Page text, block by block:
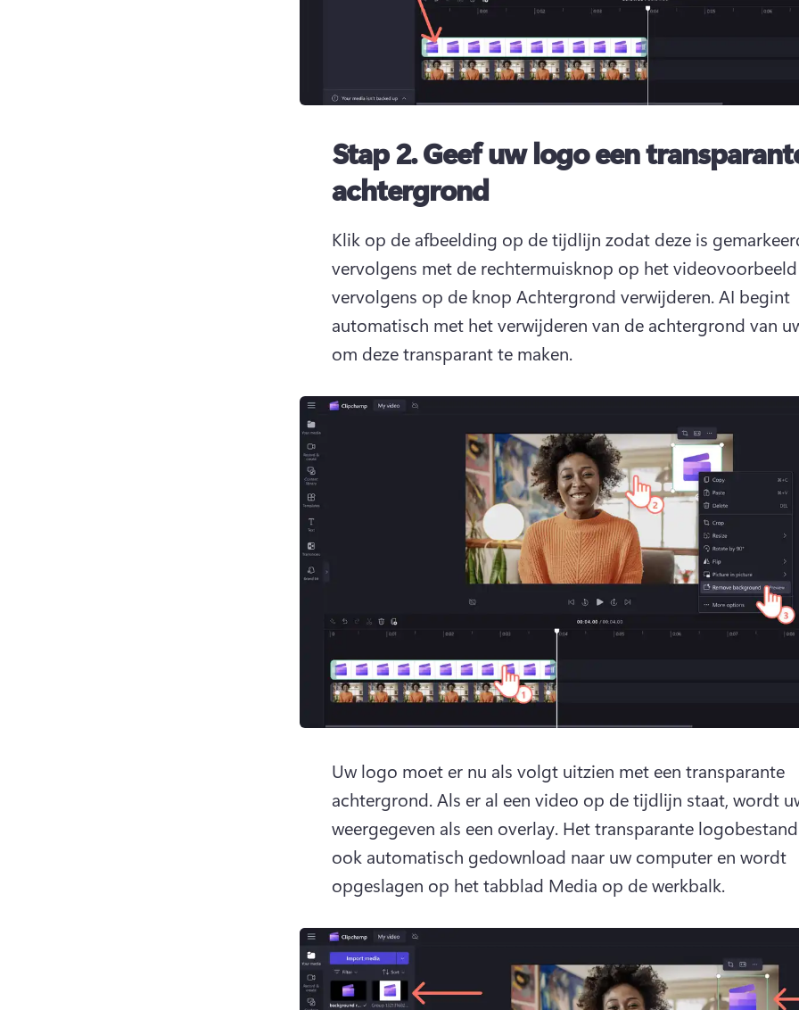
Stap 2.Geef uw logo een
achtergrond
Klik op de afbeelding op de tijdlijn zodat deze is
vervolgens met de rechtermuisknop op het
vervolgens op de knop Achtergrond verwijderen. AI begint
automatisch met het verwijderen van de achtergrond van
om deze transparant te maken.
Uw logo moet er nu als volgt uitzien met een transparante
achtergrond. Als er al een video op de tijdlijn staat, wordt
weergegeven als een overlay. Het transparante
ook automatisch gedownload naar uw computer en wordt
opgeslagen op het tabblad Media op de werkbalk.